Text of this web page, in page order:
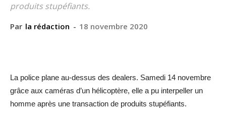
produits stupéfiants.
Par la rédaction - 18 novembre 2020
La police plane au-dessus des dealers. Samedi 14 novembre
grâce aux caméras d’un hélicoptère, elle a pu interpeller un
homme après une transaction de produits stupéfiants.